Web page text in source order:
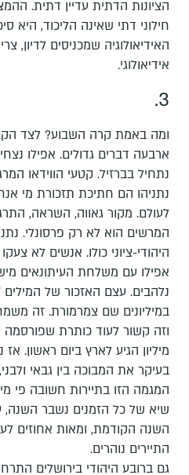
הציונות הדתית עדיין דתית.
חילוני דתי שאינה הליכוד, היא
האידיאולוגיה שמכניסים לדיון,
אידיאולוגי.
3.
ומה באמת קרה השבוע? לצד
ארבעה דברים גדולים. אפילו
נתחיל בברזיל. קטעי הווידאו
נתניהו הם חתיכת תזכורת מי
לעולם. מקור גאווה, השראה,
המרשים הוא לא רק פרסונלי.
היהודי-ציוני כולו. אנשים לא
אפילו עם משלחת העיתונאים
נלהבים. עצם האזכור של המילים
במיליונים שם צמרמורת. זה
וזה קשור לעוד כותרת
מיליון הגיע לארץ ביום ראשון.
בעיקר את המבוכה בין גבאי
המגמה הזו בתיירות חשובה פי
השנה הקודמת, ומאות אחוזים
התיירים נוהרים.
גם ברובע היהודי בירושלים